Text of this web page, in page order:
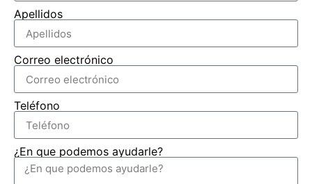
Apellidos
Correo electrónico
Teléfono
¿En que podemos ayudarle?